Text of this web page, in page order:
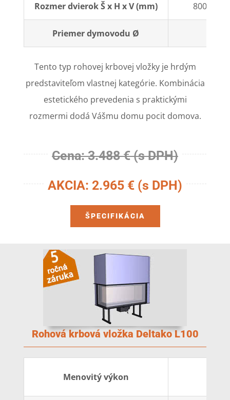
Rozmer dvierok Š x H x V (mm) 800 x
Priemer dymovodu Ø
Tento typ rohovej krbovej vložky je hrdým
predstaviteľom vlastnej kategórie. Kombinácia
estetického prevedenia s praktickými
rozmermi dodá Vášmu domu pocit domova.
Cena: 3.488 € (s DPH)
AKCIA: 2.965 € (s DPH)
ŠPECIFIKÁCIA
Rohová krbová vložka Deltako L100
Menovitý výkon